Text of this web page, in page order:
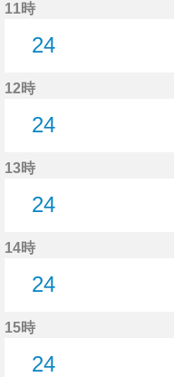
11時
24
12時
24
13時
24
14時
24
15時
24